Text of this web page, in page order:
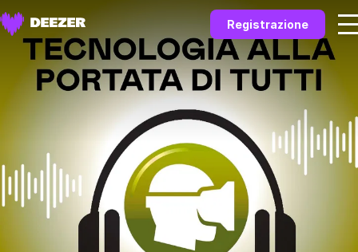
Registrazione